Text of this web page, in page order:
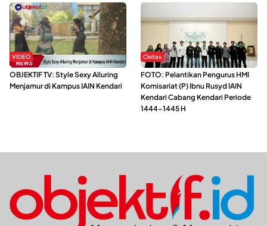
VIDEO
OBJEKTIF TV: Style Sexy Alluring
Menjamur di Kampus IAIN Kendari
Civitas
FOTO: Pelantikan Pengurus HMI
Komisariat (P) Ibnu Rusyd IAIN
Kendari Cabang Kendari Periode
1444-1445 H